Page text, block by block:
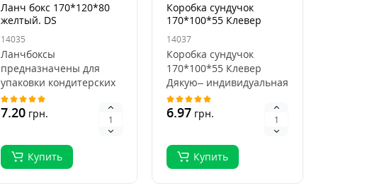
Ланч бокс 170*120*80
желтый. DS
14035
Ланчбоксы
предназначены для
упаковки кондитерских
изделий, порционных
десертов и пирожных в
кафе и р..
7.20 грн.
Купить
Коробка сундучок
170*100*55 Клевер
Дякую. DS
14037
Коробка сундучок
170*100*55 Клевер
Дякую– индивидуальная
картонная упаковка,
которая станет
достойны..
6.97 грн.
Купить